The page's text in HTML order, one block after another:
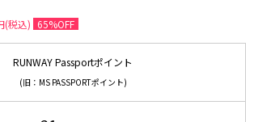
(税込) 65%OFF
RUNWAY Passportポイント
(旧：MS PASSPORTポイント)